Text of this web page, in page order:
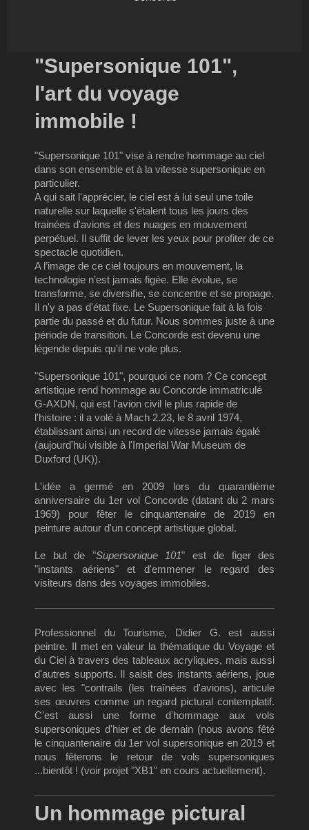
"Supersonique 101",
l'art du voyage
immobile !
"Supersonique 101" vise à rendre hommage au ciel
dans son ensemble et à la vitesse supersonique en
particulier.
A qui sait l'apprécier, le ciel est à lui seul une toile
naturelle sur laquelle s'étalent tous les jours des
trainées d'avions et des nuages en mouvement
perpétuel. Il suffit de lever les yeux pour profiter de ce
spectacle quotidien.
A l’image de ce ciel toujours en mouvement, la
technologie n’est jamais figée. Elle évolue, se
transforme, se diversifie, se concentre et se propage.
Il n'y a pas d'état fixe. Le Supersonique fait à la fois
partie du passé et du futur. Nous sommes juste à une
période de transition. Le Concorde est devenu une
légende depuis qu'il ne vole plus.
"Supersonique 101", pourquoi ce nom ? Ce concept
artistique rend hommage au Concorde immatriculé
G-AXDN, qui est l'avion civil le plus rapide de
l'histoire : il a volé à Mach 2.23, le 8 avril 1974,
établissant ainsi un record de vitesse jamais égalé
(aujourd'hui visible à l'Imperial War Museum de
Duxford (UK)).
L'idée a germé en 2009 lors du quarantième
anniversaire du 1er vol Concorde (datant du 2 mars
1969) pour fêter le cinquantenaire de 2019 en
peinture autour d'un concept artistique global.
Le but de "Supersonique 101" est de figer des
"instants aériens" et d'emmener le regard des
visiteurs dans des voyages immobiles.
Professionnel du Tourisme, Didier G. est aussi
peintre. Il met en valeur la thématique du Voyage et
du Ciel à travers des tableaux acryliques, mais aussi
d'autres supports. Il saisit des instants aériens, joue
avec les "contrails (les traînées d'avions), articule
ses œuvres comme un regard pictural contemplatif.
C'est aussi une forme d'hommage aux vols
supersoniques d'hier et de demain (nous avons fêté
le cinquantenaire du 1er vol supersonique en 2019 et
nous fêterons le retour de vols supersoniques
...bientôt ! (voir projet "XB1" en cours actuellement).
Un hommage pictural